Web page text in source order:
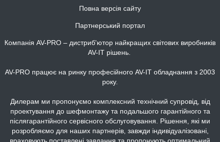
Повна версія сайту
Партнерський портал
Компанія AV-PRO – дистриб'ютор найкращих світових виробників
AV-IT рішень.
AV-PRO працює на ринку професійного AV-IT обладнання з 2003
року.
Дилерам ми пропонуємо комплексний технічний супровід, від
проектування до шефмонтажу та подальшого гарантійного та
післягарантійного сервісного обслуговування. Рішення, які ми
розробляємо для наших партнерів, завжди індивідуалізовані,
враховують поставлені завдання та пропонують оптимальний